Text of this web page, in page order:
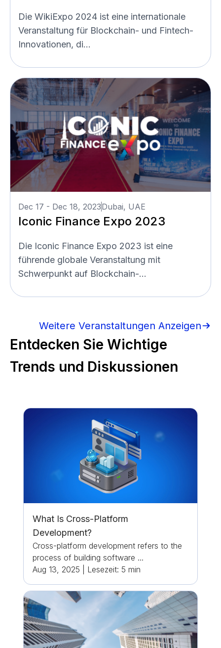
Die WikiExpo 2024 ist eine internationale
Veranstaltung für Blockchain- und Fintech-
Innovationen, di...
Dec 17 - Dec 18, 2023Dubai, UAE
Iconic Finance Expo 2023
Die Iconic Finance Expo 2023 ist eine
führende globale Veranstaltung mit
Schwerpunkt auf Blockchain-...
Weitere Veranstaltungen Anzeigen
Entdecken Sie Wichtige
Trends und Diskussionen
What Is Cross-Platform
Development?
Cross-platform development refers to the
process of building software ...
Aug 13, 2025
Lesezeit: 5 min